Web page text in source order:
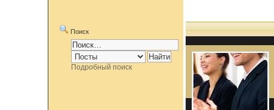
Поиск
Подробный поиск